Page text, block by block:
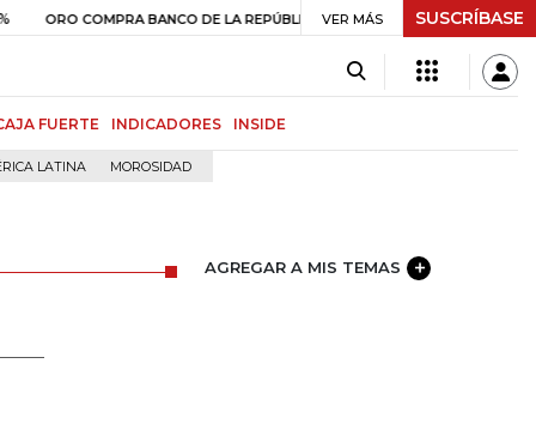
COMPRA BANCO DE LA REPÚBLICA $ 408.498,97 +$ 8.753,81 +2,19%
VER MÁS SUSCRÍBASE
FUERTE INDICADORES INSIDE
LATINA MOROSIDAD
AGREGAR A MIS TEMAS